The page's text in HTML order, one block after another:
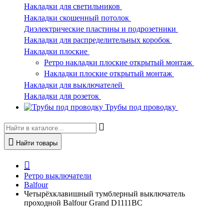
Накладки для светильников
Накладки скошенный потолок
Диэлектрические пластины и подрозетники
Накладки для распределительных коробок
Накладки плоские
Ретро накладки плоские открытый монтаж
Накладки плоские открытый монтаж
Накладки для выключателей
Накладки для розеток
Трубы под проводку
Найти товары
Ретро выключатели
Balfour
Четырёхклавишный тумблерный выключатель
проходной Balfour Grand D1111BC